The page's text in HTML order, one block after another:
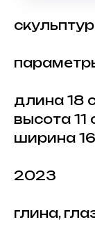
длина 18
высота 11
ширина
2023
глина,